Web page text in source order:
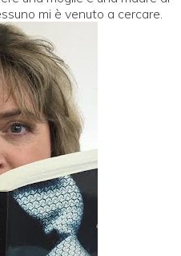
mi è venuto a cercare.